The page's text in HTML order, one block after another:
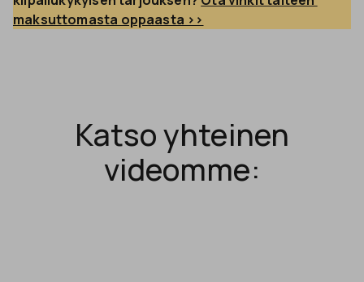
maksuttomasta oppaasta >>
Katso yhteinen
videomme: